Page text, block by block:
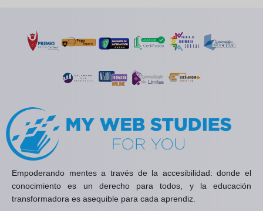
Empoderando mentes a través de la accesibilidad: donde el
conocimiento es un derecho para todos, y la educación
transformadora es asequible para cada aprendiz.